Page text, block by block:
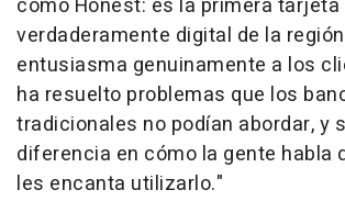
como Honest: es la primera
verdaderamente digital de la
entusiasma genuinamente a los
ha resuelto problemas que los
tradicionales no podían abordar, y
diferencia en cómo la gente habla
les encanta utilizarlo."